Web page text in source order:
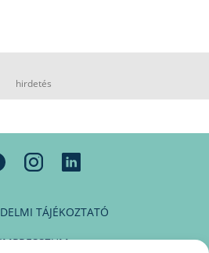
hirdetés
TÁJÉKOZTATÓ